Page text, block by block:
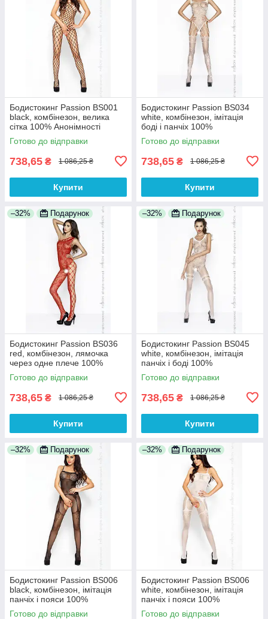
Бодистокинг Passion BS001
black, комбінезон, велика
сітка 100% Анонімності
Готово до відправки
738,65 ₴ 1 086,25 ₴
Купити
Бодистокинг Passion BS034
white, комбінезон, імітація
боді і панчіх 100%
Анонімності
Готово до відправки
738,65 ₴ 1 086,25 ₴
Купити
–32% Подарунок
Бодистокинг Passion BS036
red, комбінезон, лямочка
через одне плече 100%
Анонімності
Готово до відправки
738,65 ₴ 1 086,25 ₴
Купити
–32% Подарунок
Бодистокинг Passion BS045
white, комбінезон, імітація
панчіх і боді 100%
Анонімності
Готово до відправки
738,65 ₴ 1 086,25 ₴
Купити
–32% Подарунок
Бодистокинг Passion BS006
black, комбінезон, імітація
панчіх і пояси 100%
Анонімності
Готово до відправки
–32% Подарунок
Бодистокинг Passion BS006
white, комбінезон, імітація
панчіх і пояси 100%
Анонімності
Готово до відправки